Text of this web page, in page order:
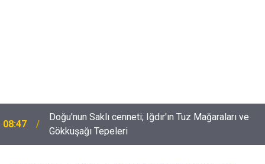
08:47
Doğu'nun Saklı cenneti; Iğdır'ın Tuz Mağaraları ve
Gökkuşağı Tepeleri